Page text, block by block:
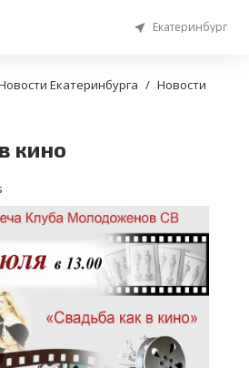
Екатеринбург
Екатеринбурга
Новости
кино